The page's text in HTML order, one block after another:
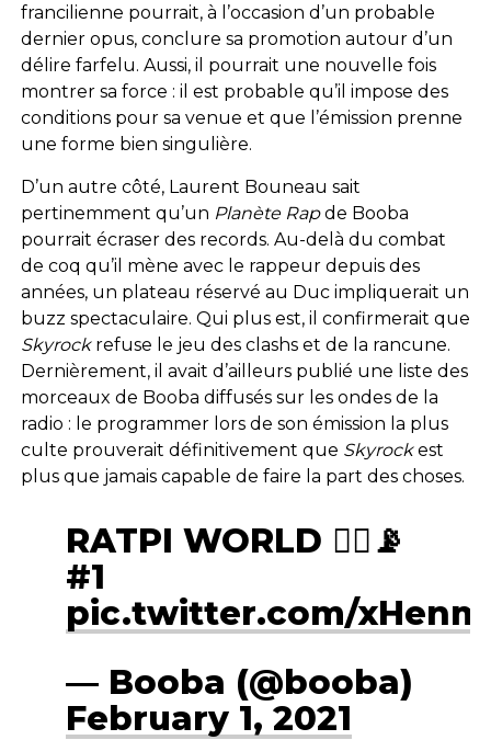
francilienne pourrait, à l’occasion d’un probable
dernier opus, conclure sa promotion autour d’un
délire farfelu. Aussi, il pourrait une nouvelle fois
montrer sa force : il est probable qu’il impose des
conditions pour sa venue et que l’émission prenne
une forme bien singulière.
D’un autre côté, Laurent Bouneau sait
pertinemment qu’un Planète Rapde Booba
pourrait écraser des records. Au-delà du combat
de coq qu’il mène avec le rappeur depuis des
années, un plateau réservé au Duc impliquerait un
buzz spectaculaire. Qui plus est, il confirmerait que
Skyrock refuse le jeu des clashs et de la rancune.
Dernièrement, il avait d’ailleurs publié une liste des
morceaux de Booba diffusés sur les ondes de la
radio : le programmer lors de son émission la plus
culte prouverait définitivement que Skyrockest
plus que jamais capable de faire la part des choses.
RATPI WORLD 🏴‍☠️📡
#1
pic.twitter.com/
— Booba (@booba)
February 1, 2021